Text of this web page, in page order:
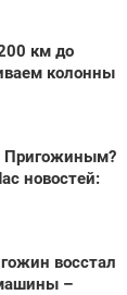
км до
колонны
Пригожиным?
новостей:
восстал
–